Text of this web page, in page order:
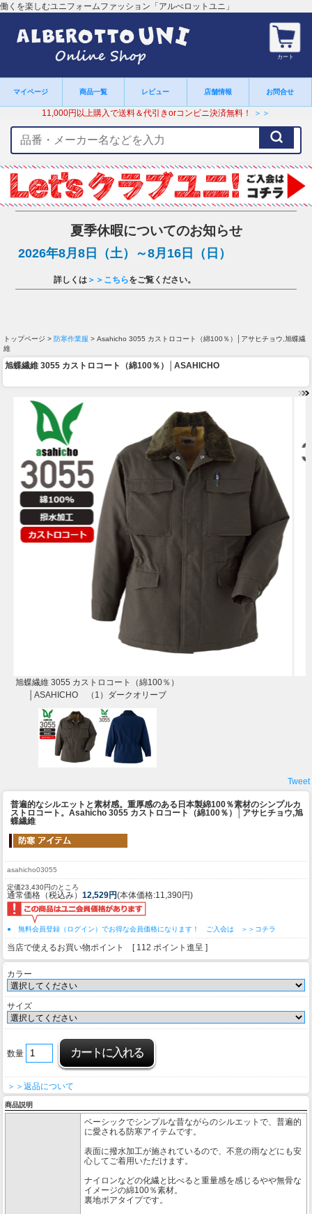
働くを楽しむユニフォームファッション「アルべロットユニ」
カート
マイページ 商品一覧 レビュー 店舗情報 お問合せ
11,000円以上購入で送料＆代引きorコンビニ決済無料！ ＞＞
ー
ワ
ー
ド
夏季休暇についてのお知らせ
2026年8月8日（土）～8月16日（日）
詳しくは ＞＞こちらをご覧ください。
トップページ > 防寒作業服 > Asahicho 3055 カストロコート（綿100％）│アサヒチョウ,旭蝶繊
維
旭蝶繊維 3055 カストロコート（綿100％）│ASAHICHO
旭蝶繊維 3055 カストロコート（綿100％）
│ASAHICHO （1）ダークオリーブ
Tweet
普遍的なシルエットと素材感。重厚感のある日本製綿100％素材のシンプルカ
ストロコート。 Asahicho 3055 カストロコート（綿100％）│アサヒチョウ,旭
蝶繊維
asahicho03055
定価23,430円のところ
通常価格（税込み） 12,529円(本体価格:11,390円)
● 無料会員登録（ログイン）でお得な会員価格になります！ ご入会は ＞＞コチラ
当店で使えるお買い物ポイント [ 112 ポイント進呈 ]
カラー
サイズ
数量
＞＞返品について
商品説明
ベーシックでシンプルな昔ながらのシルエットで、普遍的
に愛される防寒アイテムです。
表面に撥水加工が施されているので、不意の雨などにも安
心してご着用いただけます。
ナイロンなどの化繊と比べると重量感を感じるやや無骨な
イメージの綿100％素材。
裏地ボアタイプです。